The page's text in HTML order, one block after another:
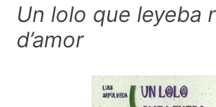
Un lolo que leyeba
d’amor